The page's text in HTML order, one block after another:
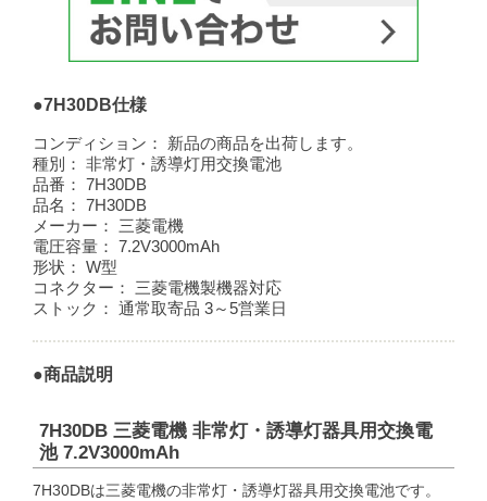
●7H30DB仕様
コンディション：
新品の商品を出荷します。
種別：
非常灯・誘導灯用交換電池
品番：
7H30DB
品名：
7H30DB
メーカー：
三菱電機
電圧容量：
7.2V3000mAh
形状：
W型
コネクター：
三菱電機製機器対応
ストック：
通常取寄品 3～5営業日
●商品説明
7H30DB 三菱電機 非常灯・誘導灯器具用交換電
池 7.2V3000mAh
7H30DBは三菱電機の非常灯・誘導灯器具用交換電池です。